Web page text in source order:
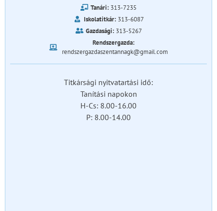
Tanári: 313-7235
Iskolatitkár:313-6087
Gazdasági:313-5267
Rendszergazda:
rendszergazdaszentannagk@gmail.com
Titkársági nyitvatartási idő:
Tanítási napokon
H-Cs: 8.00-16.00
P: 8.00-14.00